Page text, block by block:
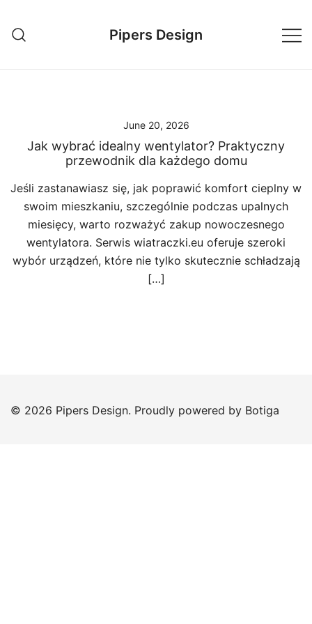
content
Pipers Design
June 20, 2026
Jak wybrać idealny wentylator? Praktyczny
przewodnik dla każdego domu
Jeśli zastanawiasz się, jak poprawić komfort cieplny w
swoim mieszkaniu, szczególnie podczas upalnych
miesięcy, warto rozważyć zakup nowoczesnego
wentylatora. Serwis wiatraczki.eu oferuje szeroki
wybór urządzeń, które nie tylko skutecznie schładzają
[…]
© 2026 Pipers Design. Proudly powered by Botiga